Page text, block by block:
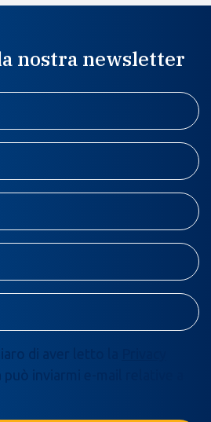
nostra newsletter
di aver letto la
può inviarmi e-mail relative a